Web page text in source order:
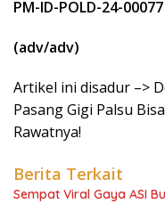
PM-ID-POLD-24-00077
(adv/adv)
Artikel ini disadur –>
Pasang Gigi Palsu
Rawatnya!
Berita Terkait
Sempat Viral Gaya ASI